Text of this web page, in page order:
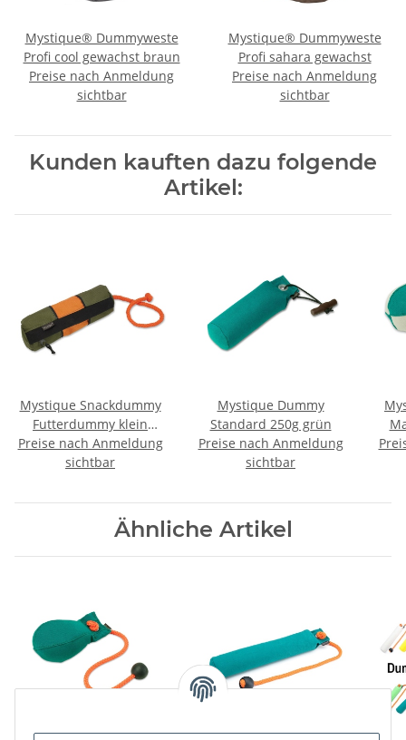
Mystique® Dummyweste
Profi cool gewachst braun
Preise nach Anmeldung
sichtbar
Mystique® Dummyweste
Profi sahara gewachst
Preise nach Anmeldung
sichtbar
Kunden kauften dazu folgende
Artikel:
Mystique Snackdummy
Futterdummy klein
khaki/orange
Preise nach Anmeldung
sichtbar
Mystique Dummy
Standard 250g grün
Preise nach Anmeldung
sichtbar
Ähnliche Artikel